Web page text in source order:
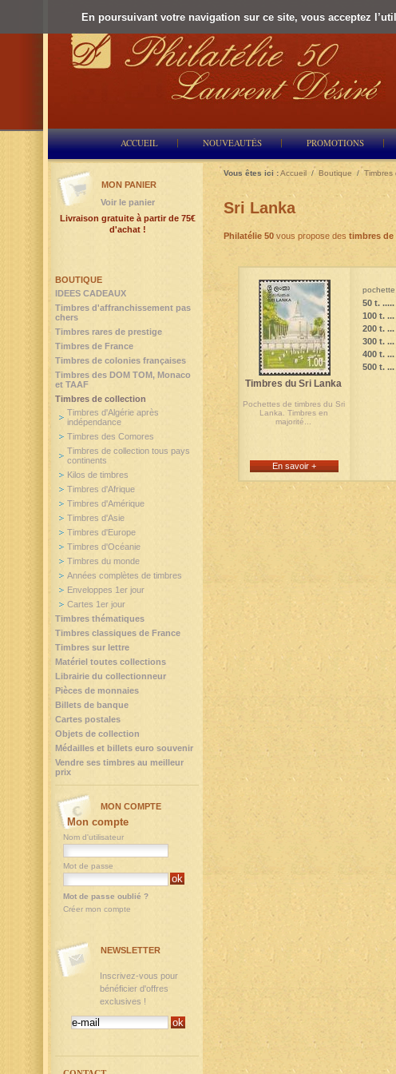
En poursuivant votre navigation sur ce site, vous acceptez
ACCUEIL NOUVEAUTÉS PROMOTIONS
Vous êtes ici :Accueil / Boutique /Timbres
Sri Lanka
Philatélie 50 vous propose des timbres de
pochette
50 t. .....
100 t. ...
200 t. ...
300 t. ...
400 t. ...
500 t. ...
Timbres du Sri Lanka
Pochettes de timbres du Sri
Lanka. Timbres en
majorité...
En savoir +
BOUTIQUE
IDEES CADEAUX
Timbres d'affranchissement pas
chers
Timbres rares de prestige
Timbres de France
Timbres de colonies françaises
Timbres des DOM TOM, Monaco
et TAAF
Timbres de collection
Timbres d'Algérie après
indépendance
Timbres des Comores
Timbres de collection tous pays
continents
Kilos de timbres
Timbres d'Afrique
Timbres d'Amérique
Timbres d'Asie
Timbres d'Europe
Timbres d'Océanie
Timbres du monde
Années complètes de timbres
Enveloppes 1er jour
Cartes 1er jour
Timbres thématiques
Timbres classiques de France
Timbres sur lettre
Matériel toutes collections
Librairie du collectionneur
Pièces de monnaies
Billets de banque
Cartes postales
Objets de collection
Médailles et billets euro souvenir
Vendre ses timbres au meilleur
prix
MON PANIER
Voir le panier
Livraison gratuite à partir de 75€
d'achat !
MON COMPTE
Mon compte
Nom d'utilisateur
Mot de passe
Mot de passe oublié ?
Créer mon compte
NEWSLETTER
Inscrivez-vous pour
bénéficier d'offres
exclusives !